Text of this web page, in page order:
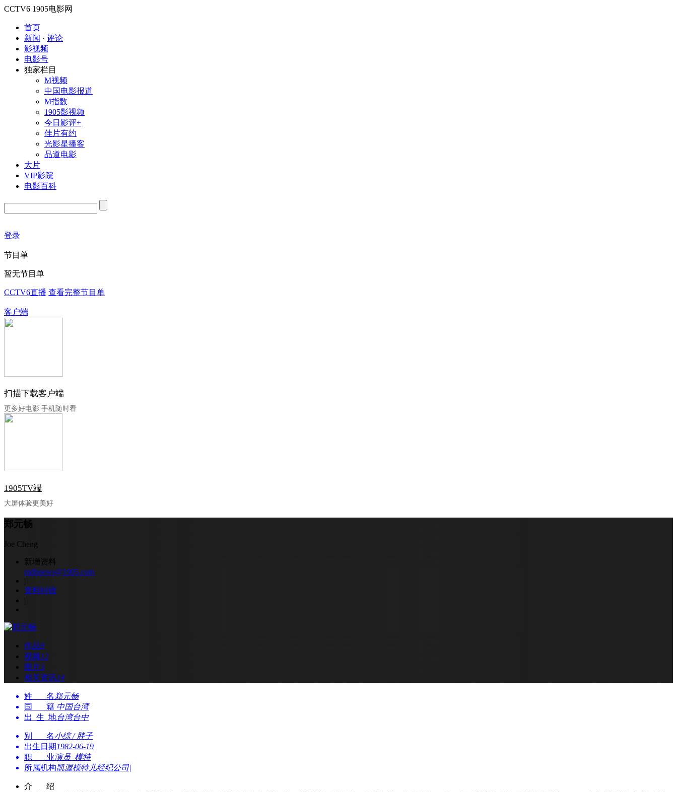
CCTV6 1905电影网
首页
新闻 · 评论
影视频
电影号
独家栏目
M视频
中国电影报道
M指数
1905影视频
今日影评+
佳片有约
光影星播客
品道电影
大片
VIP影院
电影百科
登录
节目单
暂无节目单
CCTV6直播 查看完整节目单
客户端
扫描下载客户端
更多好电影 手机随时看
1905TV端
大屏体验更美好
郑元畅
Joe Cheng
新增资料
mdbnews@1905.com
|
资料纠错
|
作品9
视频12
图片3
相关资讯14
姓 名郑元畅
国 籍 中国台湾
出 生 地台湾台中
别 名小综 / 胖子
出生日期1982-06-19
职 业演员 模特
所属机构凯渥模特儿经纪公司|
介 绍